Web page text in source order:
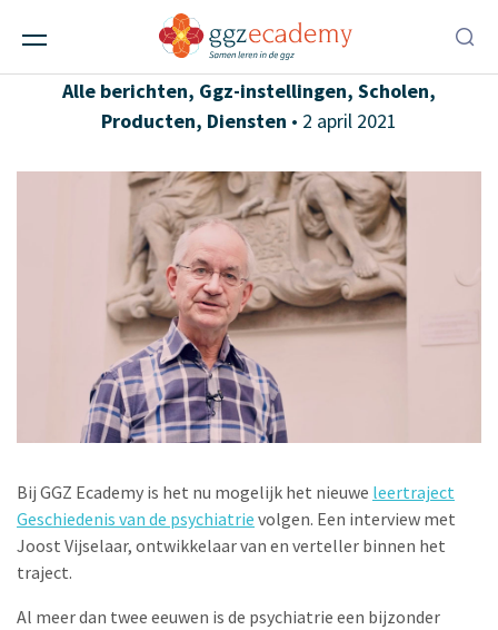
Geschiedenis van de psychiatrie: nu
handelen in historisch perspectief
Alle berichten, Ggz-instellingen, Scholen,
Producten, Diensten • 2 april 2021
Bij GGZ Ecademy is het nu mogelijk het nieuwe leertraject
Geschiedenis van de psychiatrie volgen. Een interview met
Joost Vijselaar, ontwikkelaar van en verteller binnen het
traject.
Al meer dan twee eeuwen is de psychiatrie een bijzonder